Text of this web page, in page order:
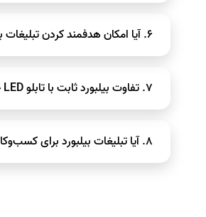
۶. آیا امکان هدفمند کردن تبلیغات بیلبورد وجود دارد؟
۷. تفاوت بیلبورد ثابت با تابلو LED چیست؟
۸. آیا تبلیغات بیلبورد برای کسب‌وکارهای کوچک هم مناسب است؟